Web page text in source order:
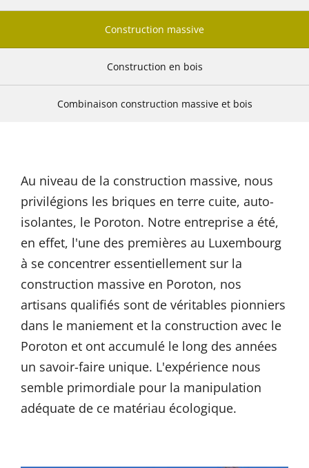
Construction massive
Construction en bois
Combinaison construction massive et bois
Au niveau de la construction massive, nous
privilégions les briques en terre cuite, auto-
isolantes, le Poroton. Notre entreprise a été,
en effet, l'une des premières au Luxembourg
à se concentrer essentiellement sur la
construction massive en Poroton, nos
artisans qualifiés sont de véritables pionniers
dans le maniement et la construction avec le
Poroton et ont accumulé le long des années
un savoir-faire unique. L'expérience nous
semble primordiale pour la manipulation
adéquate de ce matériau écologique.